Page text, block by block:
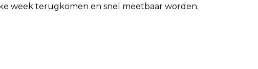
week terugkomen en snel meetbaar worden.